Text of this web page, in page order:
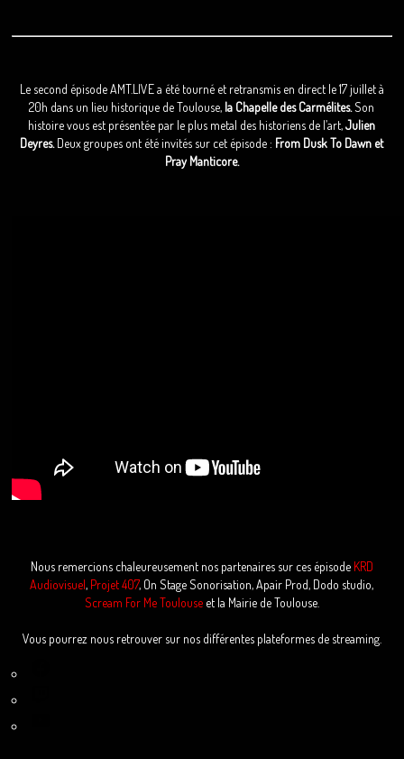
Le second épisode AMT.LIVE a été tourné et retransmis en direct le 17 juillet à
20h dans un lieu historique de Toulouse, la Chapelle des Carmélites.Son
histoire vous est présentée par le plus metal des historiens de l’art,Julien
Deyres. Deux groupes ont été invités sur cet épisode : From Dusk To Dawn et
Pray Manticore.
Nous remercions chaleureusement nos partenaires sur ces épisode KRD
Audiovisuel, Projet 407, On Stage Sonorisation, Apair Prod, Dodo studio,
Scream For Me Toulouseet la Mairie de Toulouse.
Vous pourrez nous retrouver sur nos différentes plateformes de streaming.